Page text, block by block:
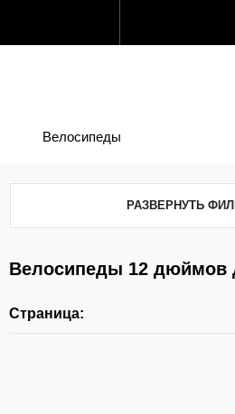
Велосипеды
РАЗВЕРНУТЬ
Велосипеды 12 дюймов
Страница: